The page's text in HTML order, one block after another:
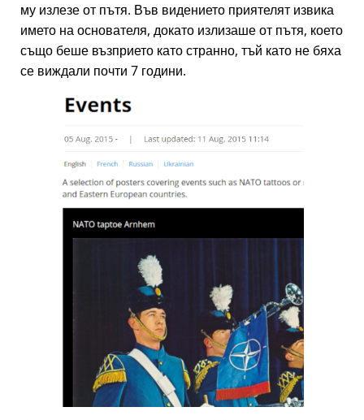
му излезе от пътя. Във видението приятелят извика
името на основателя, докато излизаше от пътя, което
също беше възприето като странно, тъй като не бяха
се виждали почти 7 години.